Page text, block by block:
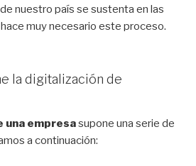
nuestro país se sustenta en las
muy necesario este proceso.
la digitalización de
una empresasupone una serie de
a continuación: